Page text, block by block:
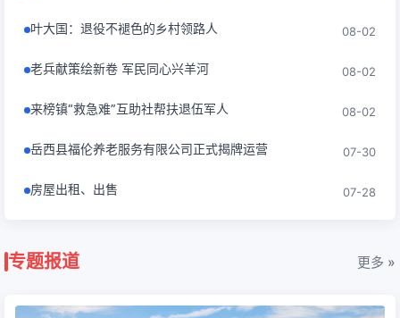
叶大国：退役不褪色的乡村领路人 08-02
老兵献策绘新卷 军民同心兴羊河 08-02
来榜镇“救急难”互助社帮扶退伍军人 08-02
岳西县福伦养老服务有限公司正式揭牌运营 07-30
房屋出租、出售 07-28
专题报道 更多 »